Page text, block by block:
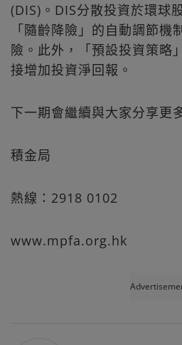
(DIS)。DIS分散投資於環球
「隨齡降險」的自動調節機
險。此外，「預設投資策略
接增加投資淨回報。
下一期會繼續與大家分享更
積金局
熱線：2918 0102
www.mpfa.org.hk